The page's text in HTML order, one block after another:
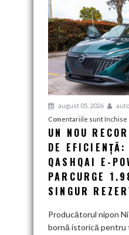
august 05, 2026
auto
Comentariile sunt închise
UN NOU
DE
QASHQAI E-
PARCURGE
SINGUR
Producătorul nipon
bornă istorică pentru